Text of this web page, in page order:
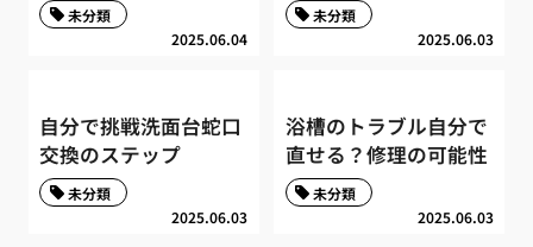
2025.06.04
未分類
2025.06.03
未分類
自分で挑戦洗面台蛇口
交換のステップ
2025.06.03
未分類
浴槽のトラブル自分で
直せる？修理の可能性
2025.06.03
未分類